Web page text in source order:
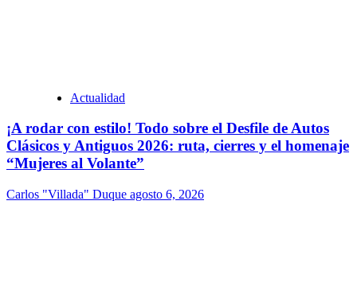
Actualidad
¡A rodar con estilo! Todo sobre el Desfile de Autos
Clásicos y Antiguos 2026: ruta, cierres y el homenaje
“Mujeres al Volante”
Carlos "Villada" Duque agosto 6, 2026